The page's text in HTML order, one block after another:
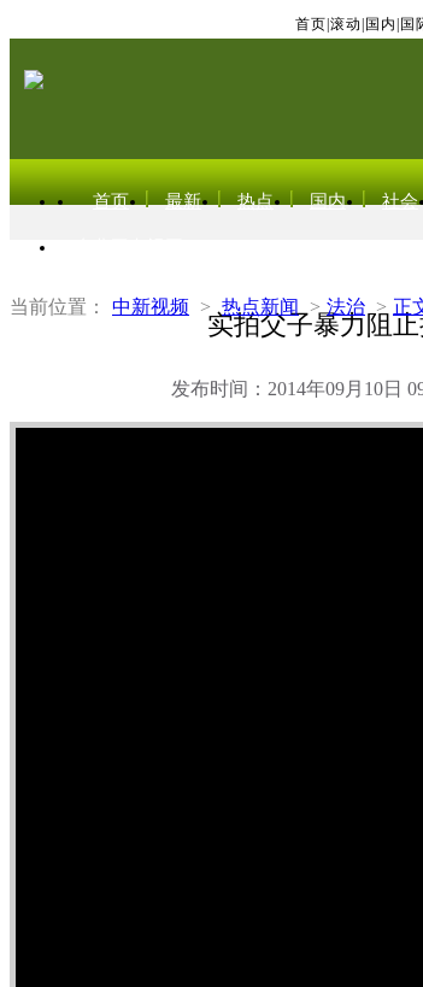
首页 滚动 国内 国
首页 最新 热点 国内 社会
当前位置： 中新视频 > 热点新闻 > 法治 > 正
实拍父子暴力阻
发布时间：2014年09月10日